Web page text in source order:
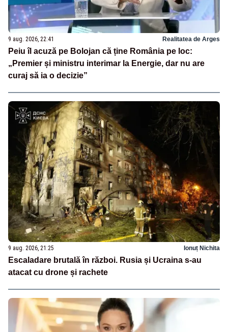
9 aug. 2026, 22:41 Realitatea de Arges
Peiu îl acuză pe Bolojan că ține România pe loc:
„Premier și ministru interimar la Energie, dar nu are
curaj să ia o decizie”
9 aug. 2026, 21:25 Ionuț Nichita
Escaladare brutală în război. Rusia și Ucraina s-au
atacat cu drone și rachete